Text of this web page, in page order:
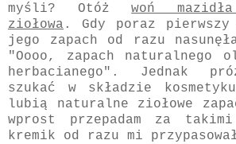
myśli? Otóżwoń
ziołowa . Gdy poraz pierwszy
jego zapach od razu
"Oooo, zapach naturalnego
herbacianego". Jednak
szukać w składzie
lubią naturalne ziołowe
wprost przepadam za
kremik od razu mi